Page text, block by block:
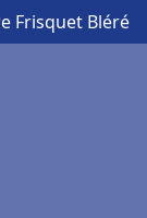
Frisquet Bléré